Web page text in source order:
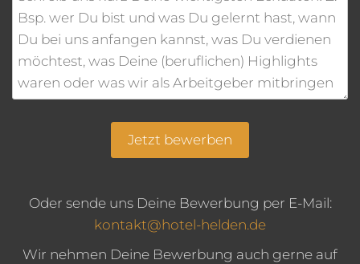
Jetzt bewerben
Oder sende uns Deine Bewerbung per E-Mail:
kontakt@hotel-helden.de
Wir nehmen Deine Bewerbung auch gerne auf